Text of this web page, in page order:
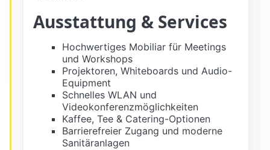
Ausstattung & Services
Hochwertiges Mobiliar für Meetings
und Workshops
Projektoren, Whiteboards und Audio-
Equipment
Schnelles WLAN und
Videokonferenzmöglichkeiten
Kaffee, Tee & Catering-Optionen
Barrierefreier Zugang und moderne
Sanitäranlagen